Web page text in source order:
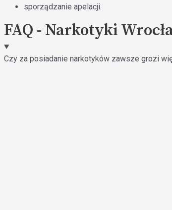
sporządzanie apelacji.
FAQ - Narkotyki
Czy za posiadanie narkotyków zawsze grozi